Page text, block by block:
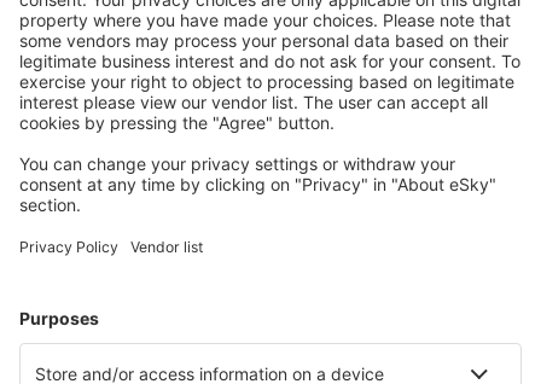
Copyright © eSky.at. Alle Rechte vorbehalten.